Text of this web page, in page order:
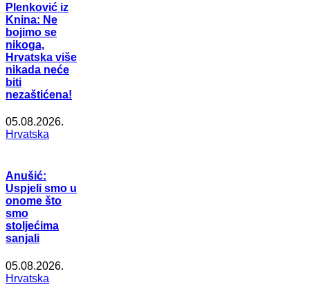
Plenković iz
Knina: Ne
bojimo se
nikoga,
Hrvatska više
nikada neće
biti
nezaštićena!
05.08.2026.
Hrvatska
Anušić:
Uspjeli smo u
onome što
smo
stoljećima
sanjali
05.08.2026.
Hrvatska